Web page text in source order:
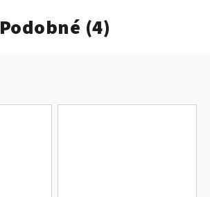
Podobné (4)